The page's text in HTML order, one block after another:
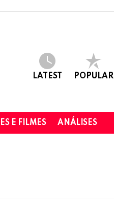
LATEST POPULAR
E FILMES ANÁLISES